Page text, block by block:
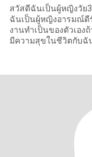
สวัสดีฉันเป็นผู้หญิงวัย
ฉันเป็นผู้หญิงอารมณ์ดี
งานทำเป็นของตัวเอ
มีความสุขในชีวิตกับฉั